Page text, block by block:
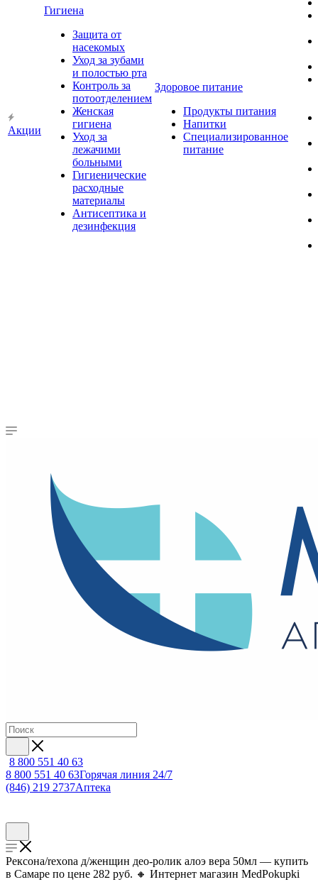
Акции
Гигиена
Защита от
насекомых
Уход за зубами
и полостью рта
Контроль за
потоотделением
Женская
гигиена
Уход за
лежачими
больными
Гигиенические
расходные
материалы
Антисептика и
дезинфекция
Здоровое питание
Продукты питания
Напитки
Специализированное
питание
8 800 551 40 63
8 800 551 40 63Горячая линия 24/7
(846) 219 2737Аптека
Рексона/rexona д/женщин део-ролик алоэ вера 50мл — купить
в Самаре по цене 282 руб. 🔸 Интернет магазин MedPokupki